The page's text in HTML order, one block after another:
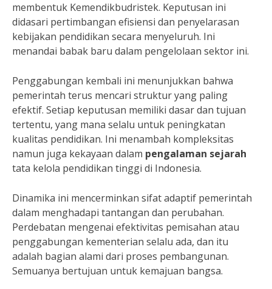
membentuk Kemendikbudristek. Keputusan ini
didasari pertimbangan efisiensi dan penyelarasan
kebijakan pendidikan secara menyeluruh. Ini
menandai babak baru dalam pengelolaan sektor ini.
Penggabungan kembali ini menunjukkan bahwa
pemerintah terus mencari struktur yang paling
efektif. Setiap keputusan memiliki dasar dan tujuan
tertentu, yang mana selalu untuk peningkatan
kualitas pendidikan. Ini menambah kompleksitas
namun juga kekayaan dalam pengalaman sejarah
tata kelola pendidikan tinggi di Indonesia.
Dinamika ini mencerminkan sifat adaptif pemerintah
dalam menghadapi tantangan dan perubahan.
Perdebatan mengenai efektivitas pemisahan atau
penggabungan kementerian selalu ada, dan itu
adalah bagian alami dari proses pembangunan.
Semuanya bertujuan untuk kemajuan bangsa.